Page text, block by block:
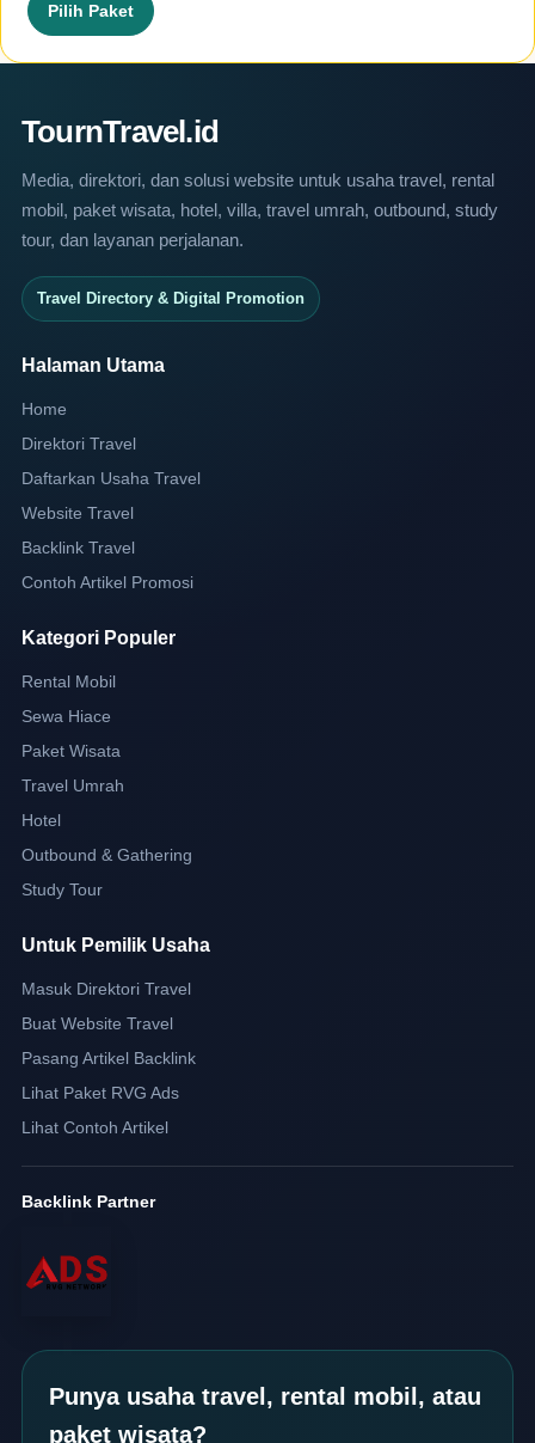
Pilih Paket
TournTravel.id
Media, direktori, dan solusi website untuk usaha travel, rental
mobil, paket wisata, hotel, villa, travel umrah, outbound, study
tour, dan layanan perjalanan.
Travel Directory & Digital Promotion
Halaman Utama
Home
Direktori Travel
Daftarkan Usaha Travel
Website Travel
Backlink Travel
Contoh Artikel Promosi
Kategori Populer
Rental Mobil
Sewa Hiace
Paket Wisata
Travel Umrah
Hotel
Outbound & Gathering
Study Tour
Untuk Pemilik Usaha
Masuk Direktori Travel
Buat Website Travel
Pasang Artikel Backlink
Lihat Paket RVG Ads
Lihat Contoh Artikel
Backlink Partner
Punya usaha travel, rental mobil, atau
paket wisata?